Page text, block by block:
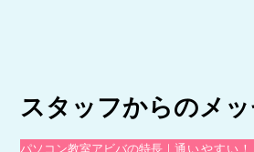
スタッフからのメ
パソコン教室アビバの特長｜通いやすい！